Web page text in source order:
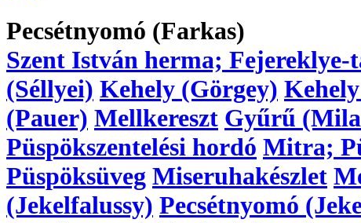
Pecsétnyomó (Farkas)
Szent István herma; Fejereklye-
(Séllyei) Kehely (Görgey)
(Pauer) Mellkereszt Gyűrű
Püspökszentelési hordó Mitra;
Püspöksüveg Miseruhakészlet
(Jekelfalussy) Pecsétnyomó